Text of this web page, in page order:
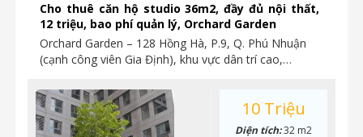
Cho thuê căn hộ studio 36m2, đầy đủ nội thất,
12 triệu, bao phí quản lý, Orchard Garden
Orchard Garden – 128 Hồng Hà, P.9, Q. Phú Nhuận
(cạnh công viên Gia Định), khu vực dân trí cao,…
10 Triệu
Diện tích:32 m2